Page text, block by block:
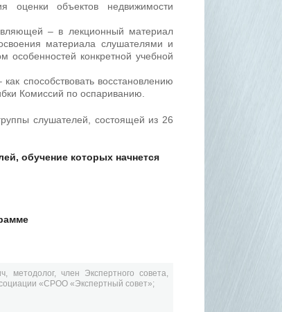
оценки объектов недвижимости
– в лекционный материал
материала слушателями и
особенностей конкретной учебной
способствовать восстановлению
Комиссий по оспариванию.
слушателей, состоящей из 26
обучение которых начнется
методолог, член Экспертного совета,
«СРОО «Экспертный совет»;